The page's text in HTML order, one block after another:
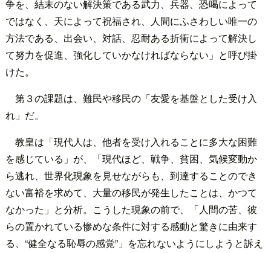
争を、結末のない解決策である武力、兵器、恐喝によって
ではなく、天によって祝福され、人間にふさわしい唯一の
方法である、出会い、対話、忍耐ある折衝によって解決し
て努力を促進、強化していかなければならない」と呼び掛
けた。
第３の課題は、難民や移民の「友愛を基盤とした受け入
れ」だ。
教皇は「現代人は、他者を受け入れることに多大な困難
を感じている」が、「現代ほど、戦争、貧困、気候変動か
ら逃れ、世界化現象を見せながらも、到達することのでき
ない富裕を求めて、大量の移民が発生したことは、かつて
なかった」と分析。こうした現象の前で、「人間の苦、彼
らの置かれている惨めな条件に対する感動と驚きに由来す
る、“健全なる恥辱の感覚”」を忘れないようにしようと訴え